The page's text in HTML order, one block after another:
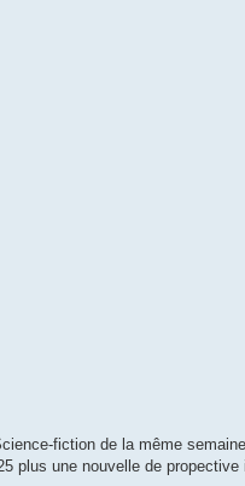
fiction de la même
plus une nouvelle de